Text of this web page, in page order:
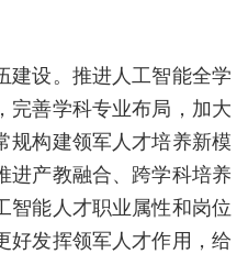
设。 推进人工智能全学
完善学科专业布局，加大
规构建领军人才培养新模
进产教融合、跨学科培养
智能人才职业属性和岗位
好发挥领军人才作用，给